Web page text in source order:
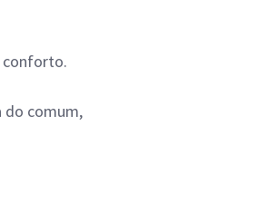
conforto.
do comum,